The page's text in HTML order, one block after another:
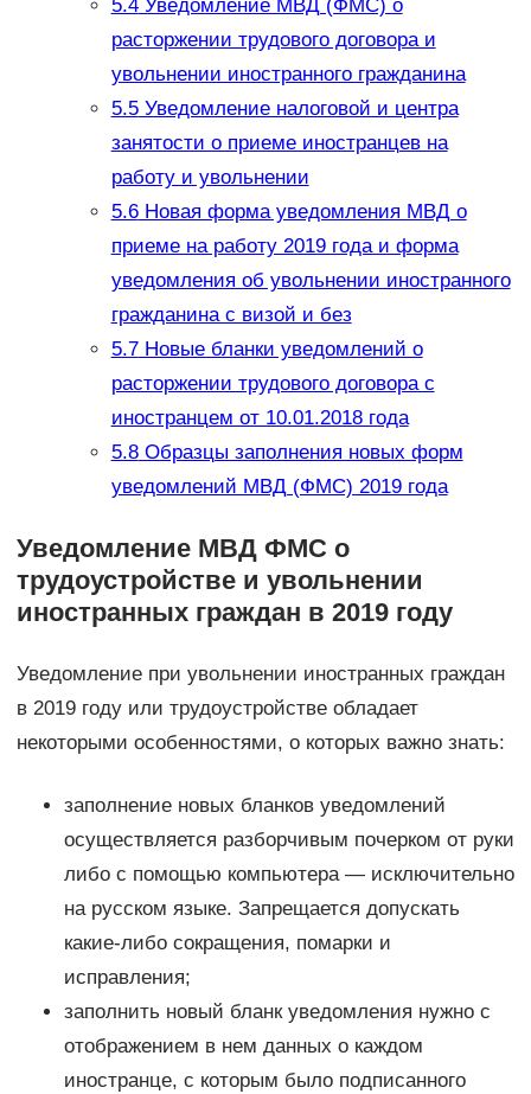
5.4Уведомление МВД (ФМС) о
расторжении трудового договора и
увольнении иностранного гражданина
5.5Уведомление налоговой и центра
занятости о приеме иностранцев на
работу и увольнении
5.6Новая форма уведомления МВД о
приеме на работу 2019 года и форма
уведомления об увольнении иностранного
гражданина с визой и без
5.7Новые бланки уведомлений о
расторжении трудового договора с
иностранцем от 10.01.2018 года
5.8Образцы заполнения новых форм
уведомлений МВД (ФМС) 2019 года
Уведомление МВД ФМС о
трудоустройстве и увольнении
иностранных граждан в 2019 году
Уведомление при увольнении иностранных граждан
в 2019 году или трудоустройстве обладает
некоторыми особенностями, о которых важно знать:
заполнение новых бланков уведомлений
осуществляется разборчивым почерком от руки
либо с помощью компьютера — исключительно
на русском языке. Запрещается допускать
какие-либо сокращения, помарки и
исправления;
заполнить новый бланк уведомления нужно с
отображением в нем данных о каждом
иностранце, с которым было подписанного